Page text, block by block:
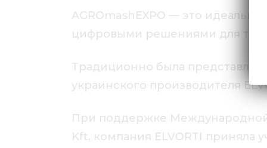
AGROmashEXPO — это
цифровыми решениями для
Традиционно была
украинского производителя
При поддержке Международной
Kft, компания ELVORTI приняла